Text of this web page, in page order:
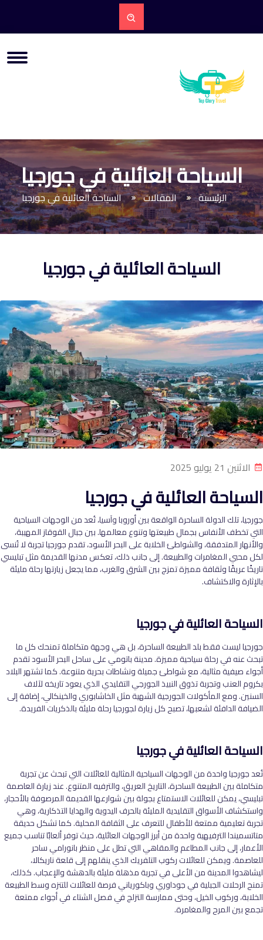
السياحة العائلية في جورجيا
الرئيسية المقالات السياحة العائلية في جورجيا
السياحة العائلية في جورجيا
الاثنين 21 يوليو 2025
السياحة العائلية في جورجيا
جورجيا، تلك الدولة الساحرة الواقعة بين أوروبا وآسيا، تُعد من الوجهات السياحية
التي تخطف الأنفاس بجمال طبيعتها وتنوع معالمها. بين جبال القوقاز المهيبة،
والأنهار المتدفقة، والشواطئ الخلابة على البحر الأسود، تقدم جورجيا تجربة لا تُنسى
لكل محبي المغامرات والطبيعة. إلى جانب ذلك، تعكس مدنها القديمة مثل تبليسي
تاريخًا عريقًا وثقافة مميزة تمزج بين الشرق والغرب، مما يجعل زيارتها رحلة مليئة
بالإثارة والاكتشاف.
السياحة العائلية في جورجيا
جورجيا ليست فقط بلد الطبيعة الساحرة، بل هي وجهة متكاملة تمنحك كل ما
تبحث عنه في رحلة سياحية مميزة. مدينة باتومي على ساحل البحر الأسود تقدم
أجواء صيفية مثالية، مع شواطئ جميلة ونشاطات بحرية متنوعة. كما تشتهر البلاد
بكروم العنب وتجربة تذوق النبيذ الجورجي التقليدي الذي يعود تاريخه لآلاف
السنين. ومع المأكولات الجورجية الشهية مثل الخاشابوري والخينكالي، إضافة إلى
الضيافة الدافئة لشعبها، تصبح كل زيارة لجورجيا رحلة مليئة بالذكريات الفريدة.
السياحة العائلية في جورجيا
تُعد جورجيا واحدة من الوجهات السياحية المثالية للعائلات التي تبحث عن تجربة
متكاملة بين الطبيعة الساحرة، التاريخ العريق، والترفيه المتنوع. عند زيارة العاصمة
تبليسي، يمكن للعائلات الاستمتاع بجولة بين شوارعها القديمة المرصوفة بالأحجار،
واستكشاف الأسواق التقليدية المليئة بالحرف اليدوية والهدايا التذكارية، وهي
تجربة تعليمية ممتعة للأطفال للتعرف على الثقافة المحلية. كما تشكل حديقة
متاتسميندا الترفيهية واحدة من أبرز الوجهات العائلية، حيث توفر ألعابًا تناسب جميع
الأعمار، إلى جانب المطاعم والمقاهي التي تطل على منظر بانورامي ساحر
للعاصمة. ويمكن للعائلات ركوب التلفريك الذي ينقلهم إلى قلعة ناريكالا،
ليشاهدوا المدينة من الأعلى في تجربة مذهلة مليئة بالدهشة والإعجاب. كذلك،
تمنح الرحلات الجبلية في جوداوري وباكورياني فرصة للعائلات للتنزه وسط الطبيعة
الخلابة، وركوب الخيل، وحتى ممارسة التزلج في فصل الشتاء في أجواء ممتعة
تجمع بين المرح والمغامرة.